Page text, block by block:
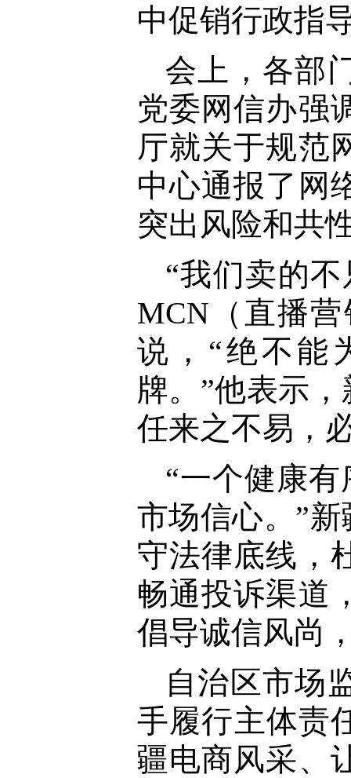
中促销行政指
会上，各部
党委网信办强
厅就关于规范
中心通报了网
突出风险和共
“我们卖的
MCN（直播
说，“绝不能
牌。”他表示
任来之不易，
“一个健康
市场信心。”
守法律底线，
畅通投诉渠道
倡导诚信风尚
自治区市场
手履行主体责
疆电商风采、